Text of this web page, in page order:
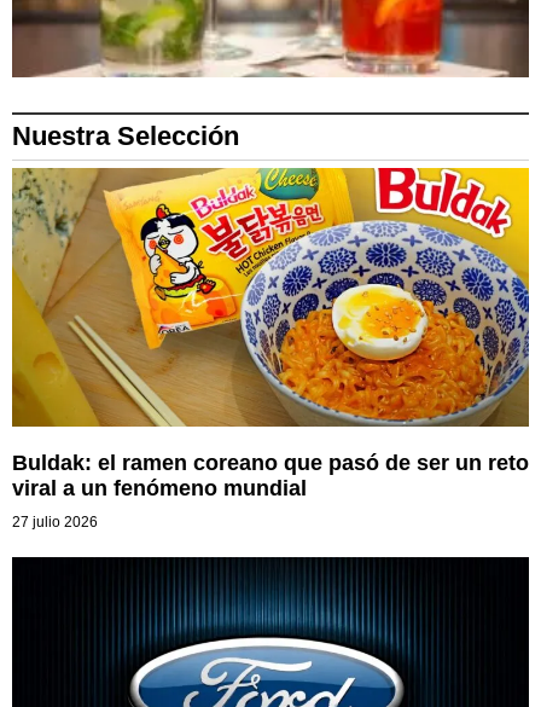
Nuestra Selección
Buldak: el ramen coreano que pasó de ser un reto
viral a un fenómeno mundial
27 julio 2026